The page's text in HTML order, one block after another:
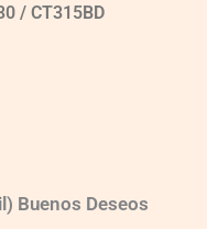
/ CT315BD
Buenos Deseos